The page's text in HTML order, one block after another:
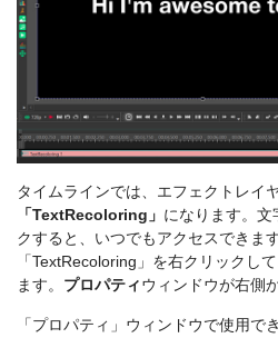
タイムラインでは、エフェクトレイ
「TextRecoloring」 になります。文
クすると、いつでもアクセスできま
「TextRecoloring」を右クリックして
ます。 プロパティウィンドウが右側
「プロパティ」ウィンドウで使用で